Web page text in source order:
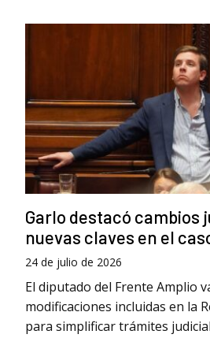
Garlo destacó cambios
nuevas claves en el
24 de julio de 2026
El diputado del Frente Amplio
modificaciones incluidas en la
para simplificar trámites